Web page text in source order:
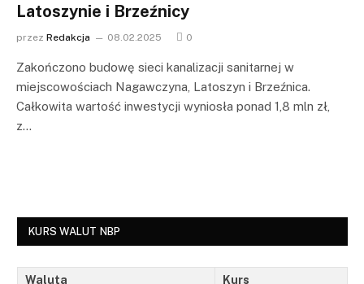
Latoszynie i Brzeźnicy
przez Redakcja 08.02.2025 0
Zakończono budowę sieci kanalizacji sanitarnej w
miejscowościach Nagawczyna, Latoszyn i Brzeźnica.
Całkowita wartość inwestycji wyniosła ponad 1,8 mln zł,
z…
KURS WALUT NBP
Waluta Kurs